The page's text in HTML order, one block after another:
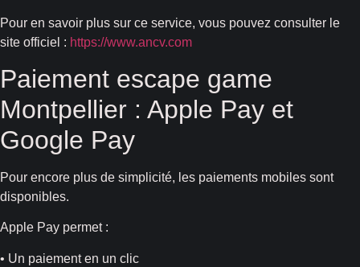
Pour en savoir plus sur ce service, vous pouvez consulter le
site officiel : https://www.ancv.com
Paiement escape game
Montpellier : Apple Pay et
Google Pay
Pour encore plus de simplicité, les paiements mobiles sont
disponibles.
Apple Pay permet :
• Un paiement en un clic